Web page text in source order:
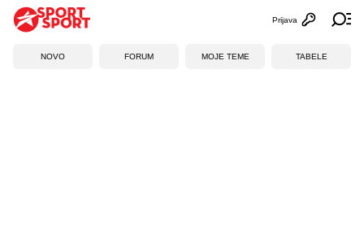
Otvori
Prijava
NOVO FORUM MOJE TEME TABELE